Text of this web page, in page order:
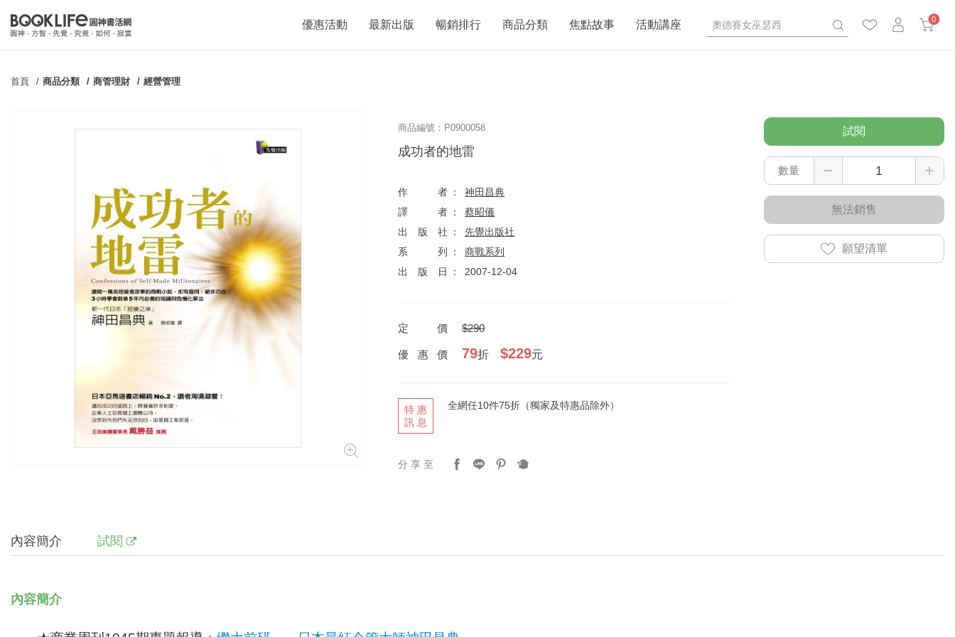
0
優惠活動 最新出版 暢銷排行 商品分類 焦點故事 活動講座
首頁 商品分類 商管理財 經營管理
商品編號：P0900058
成功者的地雷
作者
神田昌典
譯者
蔡昭儀
出版社
先覺出版社
系列
商戰系列
出版日
2007-12-04
定價 $290
優惠價 79折$229元
特惠
訊息
全網任10件75折（獨家及特惠品除外）
分享至
試閱
數量
無法銷售
願望清單
內容簡介 試閱
內容簡介